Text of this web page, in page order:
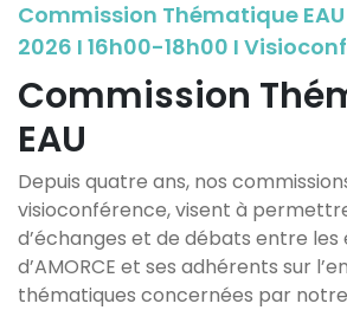
Commission Thématique
2026 I 16h00-18h00 I
Commission
EAU
Depuis quatre ans, nos
visioconférence, visent à
d’échanges et de débats entre les
d’AMORCE et ses adhérents sur
thématiques concernées par